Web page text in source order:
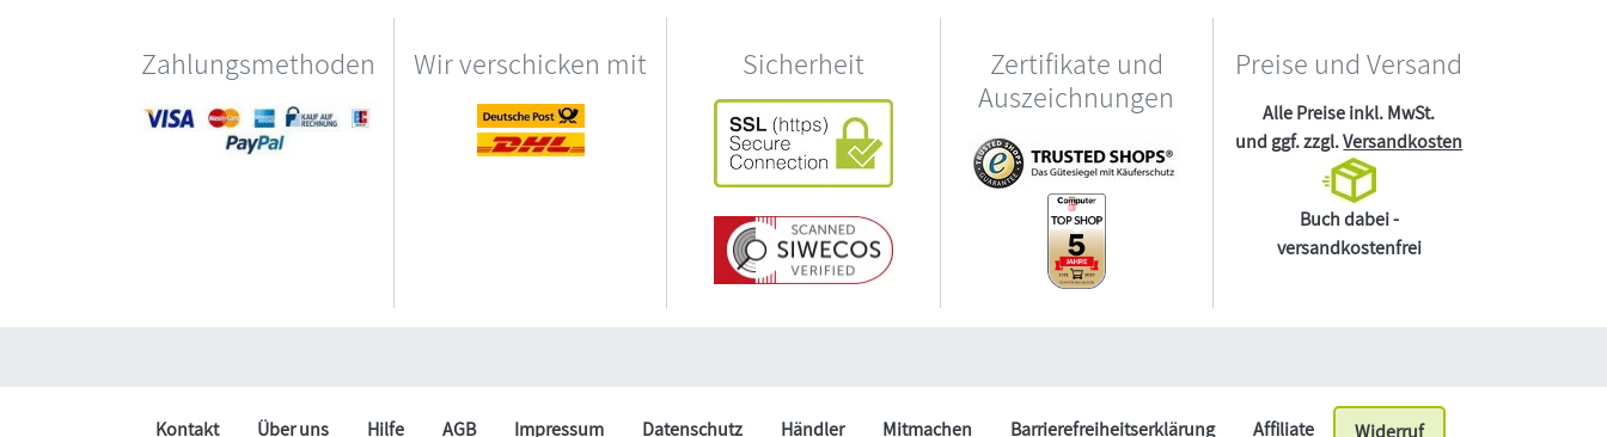
Zahlungsmethoden Wir verschicken mit Sicherheit
Zertifikate und
Auszeichnungen
Preise und Versand
Alle Preise inkl. MwSt.
und ggf. zzgl.Versandkosten
Buch dabei -
versandkostenfrei
Kontakt Über uns Hilfe AGB Impressum Datenschutz Händler Mitmachen Barrierefreiheitserklärung Affiliate Widerruf